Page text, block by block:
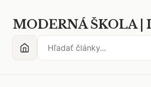
MODERNÁ ŠKOLA |